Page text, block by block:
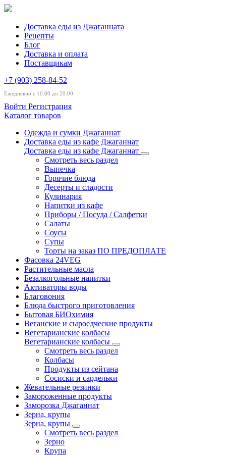
Доставка еды из Джаганната
Рецепты
Блог
Доставка и оплата
Поставщикам
+7 (903) 258-84-52
Ежедневно с 10:00 до 20:00
Войти Регистрация
Каталог товаров
Одежда и сумки Джаганнат
Доставка еды из кафе Джаганнат
Доставка еды из кафе Джаганнат
Смотреть весь раздел
Выпечка
Горячие блюда
Десерты и сладости
Кулинария
Напитки из кафе
Приборы / Посуда / Салфетки
Салаты
Соусы
Супы
Торты на заказ ПО ПРЕДОПЛАТЕ
Фасовка 24VEG
Растительные масла
Безалкогольные напитки
Активаторы воды
Благовония
Блюда быстрого приготовления
Бытовая БИОхимия
Веганские и сыроедческие продукты
Вегетарианские колбасы
Вегетарианские колбасы
Смотреть весь раздел
Колбасы
Продукты из сейтана
Сосиски и сардельки
Жевательные резинки
Замороженные продукты
Заморозка Джаганнат
Зерна, крупы
Зерна, крупы
Смотреть весь раздел
Зерно
Крупа